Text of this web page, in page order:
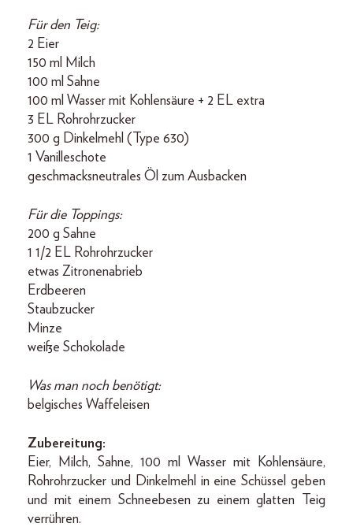
Für den Teig:
2 Eier
150 ml Milch
100 ml Sahne
100 ml Wasser mit Kohlensäure + 2 EL extra
3 EL Rohrohrzucker
300 g Dinkelmehl (Type 630)
1 Vanilleschote
geschmacksneutrales Öl zum Ausbacken
Für die Toppings:
200 g Sahne
1 1/2 EL Rohrohrzucker
etwas Zitronenabrieb
Erdbeeren
Staubzucker
Minze
weiße Schokolade
Was man noch benötigt:
belgisches Waffeleisen
Zubereitung:
Eier, Milch, Sahne, 100 ml Wasser mit Kohlensäure,
Rohrohrzucker und Dinkelmehl in eine Schüssel geben
und mit einem Schneebesen zu einem glatten Teig
verrühren.